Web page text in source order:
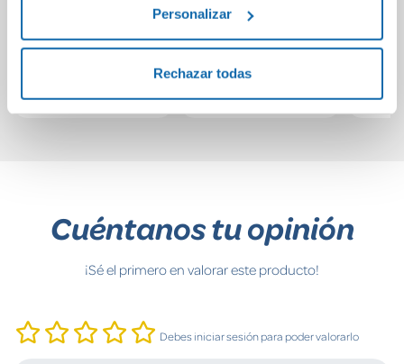
Personalizar
Rechazar todas
Espías
12,95€
16,90€
Cuéntanos tu opinión
¡Sé el primero en valorar este producto!
Debes iniciar sesión para poder valorarlo